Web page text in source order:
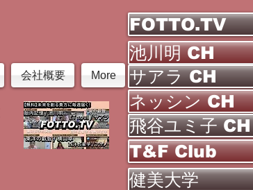
FOTTO.TV
池川明 CH
会社概要 More
サアラ CH
ネッシン CH
飛谷ユミ子 CH
T&F Club
健美大学